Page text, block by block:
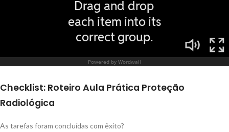
Checklist: Roteiro Aula Prática Proteção
Radiológica
As tarefas foram concluídas com êxito?